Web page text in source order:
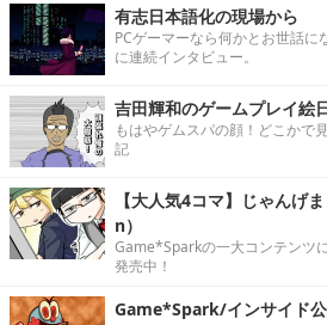
有志日本語化の現場から
PCゲーマーなら何かとお世話
に連続インタビュー。
吉田輝和のゲームプレイ絵
もはやゲムスパの顔！どこかで
記
【大人気4コマ】じゃん
n）
Game*Sparkの一大コンテンツ
発売中！
Game*Spark/インサイド